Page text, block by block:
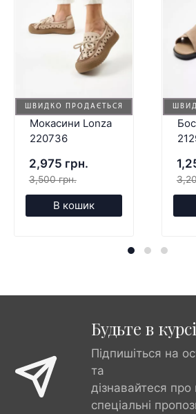
ШВИДКО ПРОДАЄТЬСЯ
Мокасини Lonza
220736
2,975 грн.
3,500 грн.
В кошик
Будьте в курсі
Підпишіться на
та
дізнавайтеся
спеціальні